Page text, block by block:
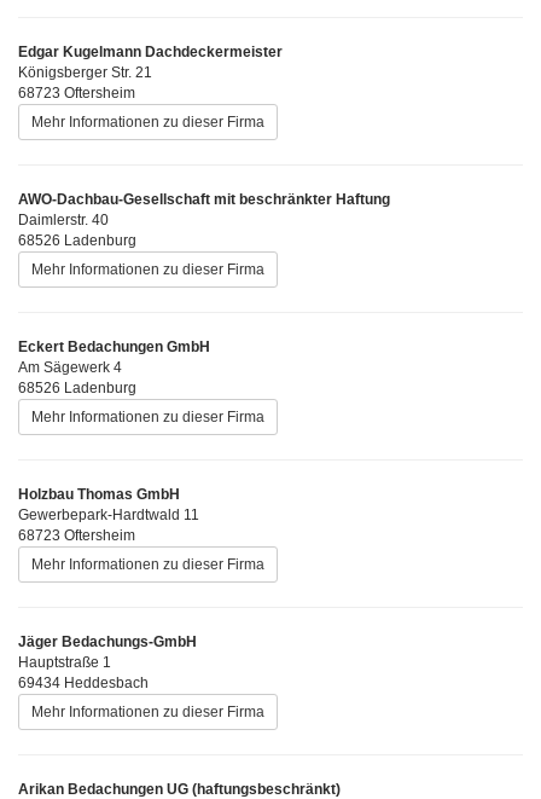
Edgar Kugelmann Dachdeckermeister
Königsberger Str. 21
68723 Oftersheim
Mehr Informationen zu dieser Firma
AWO-Dachbau-Gesellschaft mit beschränkter Haftung
Daimlerstr. 40
68526 Ladenburg
Mehr Informationen zu dieser Firma
Eckert Bedachungen GmbH
Am Sägewerk 4
68526 Ladenburg
Mehr Informationen zu dieser Firma
Holzbau Thomas GmbH
Gewerbepark-Hardtwald 11
68723 Oftersheim
Mehr Informationen zu dieser Firma
Jäger Bedachungs-GmbH
Hauptstraße 1
69434 Heddesbach
Mehr Informationen zu dieser Firma
Arikan Bedachungen UG (haftungsbeschränkt)